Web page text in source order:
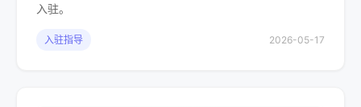
入驻。
入驻指导 2026-05-17